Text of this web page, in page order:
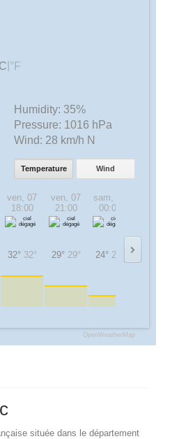
°F
Humidity: 35%
Pressure: 1016 hPa
Wind: 28 km/h N
Temperature Wind
ven, 07
18:00
32° 32°
ven, 07
21:00
29° 29°
sam, 08
00:00
24° 24°
OpenWeatherMap
située dans le département